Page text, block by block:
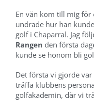
En vän kom till mig för
undrade hur han
golf i Chaparral. Jag
Rangen den första
kunde se honom bli
Det första vi gjorde
träffa klubbens
golfakademin, där vi